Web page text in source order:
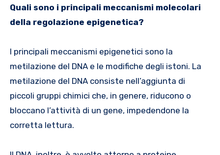
Quali sono i principali meccanismi molecolari
della regolazione epigenetica?
I principali meccanismi epigenetici sono la
metilazione del DNA e le modifiche degli istoni. La
metilazione del DNA consiste nell’aggiunta di
piccoli gruppi chimici che, in genere, riducono o
bloccano l’attività di un gene, impedendone la
corretta lettura.